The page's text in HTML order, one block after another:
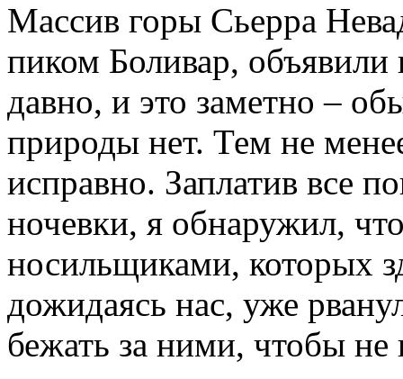
Массив горы Сьерра
пиком Боливар,
давно, и это заметно –
природы нет. Тем не
исправно. Заплатив все
ночевки, я обнаружил,
носильщиками, которых
дожидаясь нас, уже
бежать за ними, чтобы не